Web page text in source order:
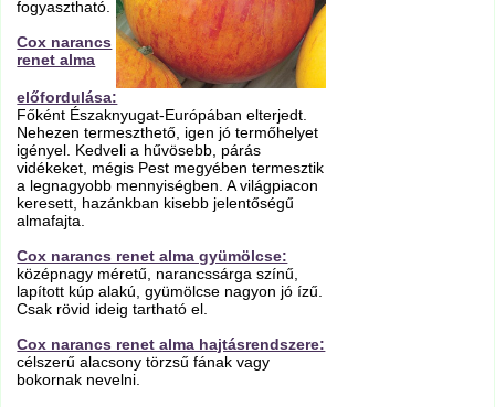
fogyasztható.
Cox narancs
renet alma
előfordulása:
Főként Északnyugat-Európában elterjedt.
Nehezen termeszthető, igen jó termőhelyet
igényel. Kedveli a hűvösebb, párás
vidékeket, mégis Pest megyében termesztik
a legnagyobb mennyiségben. A világpiacon
keresett, hazánkban kisebb jelentőségű
almafajta.
Cox narancs renet alma gyümölcse:
középnagy méretű, narancssárga színű,
lapított kúp alakú, gyümölcse nagyon jó ízű.
Csak rövid ideig tartható el.
Cox narancs renet alma hajtásrendszere:
célszerű alacsony törzsű fának vagy
bokornak nevelni.